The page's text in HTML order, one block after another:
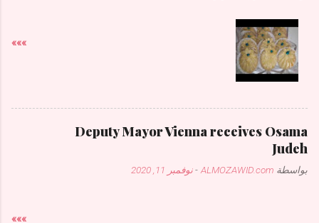
»»»
Deputy Mayor Vienna receives Osama
Judeh
بواسطة ALMOZAWID.com
-نوفمبر 11, 2020
»»»